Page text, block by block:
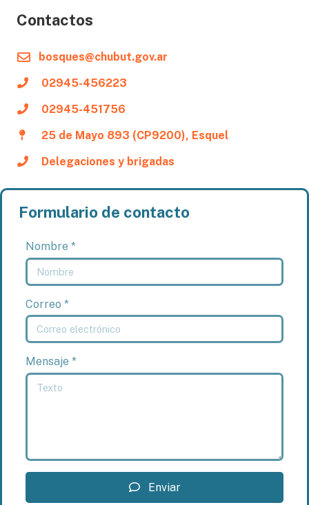
Contactos
bosques@chubut.gov.ar
02945-456223
02945-451756
25 de Mayo 893 (CP9200), Esquel
Delegaciones y brigadas
Formulario de contacto
Nombre *
Correo *
Mensaje *
Enviar